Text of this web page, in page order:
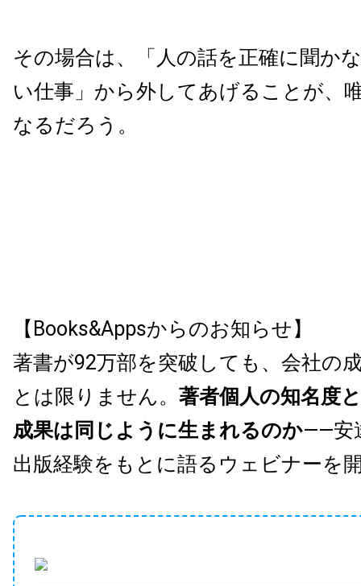
その場合は、「人の話を正確に聞か
い仕事」から外してあげることが、
なるだろう。
【Books&Appsからのお知らせ】
著書が92万部を突破しても、会社の
とは限りません。 著者個人の知名度
成果は同じように生まれるのか——安
出版経験をもとに語るウェビナーを